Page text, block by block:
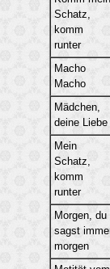
Schatz,
komm
runter
Macho
Macho
Mädchen,
deine Liebe
Mein
Schatz,
komm
runter
Morgen, du
sagst
morgen